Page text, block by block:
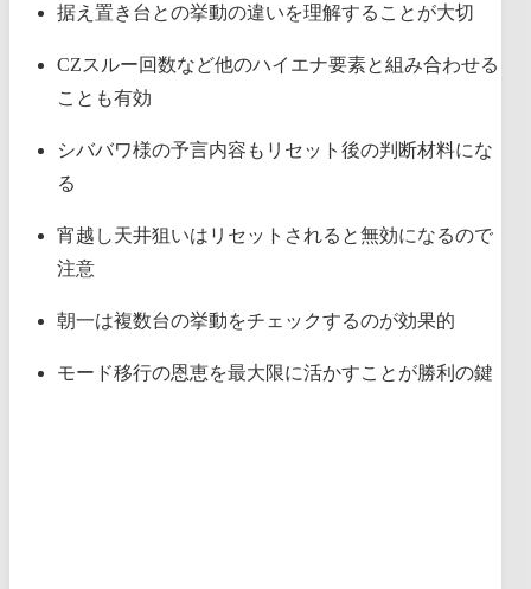
据え置き台との挙動の違いを理解することが大切
CZスルー回数など他のハイエナ要素と組み合わせる
ことも有効
シババワ様の予言内容もリセット後の判断材料にな
る
宵越し天井狙いはリセットされると無効になるので
注意
朝一は複数台の挙動をチェックするのが効果的
モード移行の恩恵を最大限に活かすことが勝利の鍵